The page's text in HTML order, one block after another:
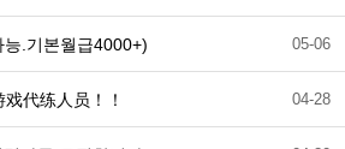
.기본월급4000+) 05-06
代练人员！！ 04-28